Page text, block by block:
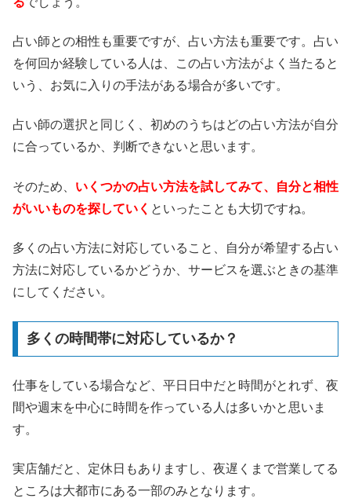
占い師との相性も重要ですが、占い方法も重要です。占い
を何回か経験している人は、この占い方法がよく当たると
いう、お気に入りの手法がある場合が多いです。
占い師の選択と同じく、初めのうちはどの占い方法が自分
に合っているか、判断できないと思います。
そのため、 いくつかの占い方法を試してみて、自分と相性
がいいものを探していく といったことも大切ですね。
多くの占い方法に対応していること、自分が希望する占い
方法に対応しているかどうか、サービスを選ぶときの基準
にしてください。
多くの時間帯に対応しているか？
仕事をしている場合など、平日日中だと時間がとれず、夜
間や週末を中心に時間を作っている人は多いかと思いま
す。
実店舗だと、定休日もありますし、夜遅くまで営業してる
ところは大都市にある一部のみとなります。